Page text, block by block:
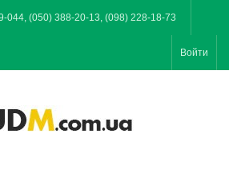
044, (050) 388-20-13, (098) 228-18-73
Войти